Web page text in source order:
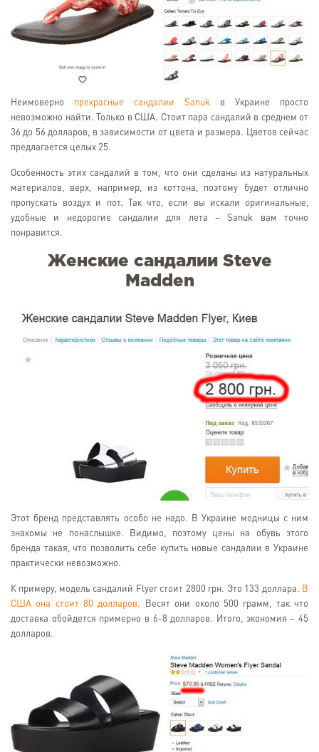
Неимоверно прекрасные сандалии Sanuk в Украине просто
невозможно найти. Только в США. Стоит пара сандалий в среднем от
36 до 56 долларов, в зависимости от цвета и размера. Цветов сейчас
предлагается целых 25.
Особенность этих сандалий в том, что они сделаны из натуральных
материалов, верх, например, из коттона, поэтому будет отлично
пропускать воздух и пот. Так что, если вы искали оригинальные,
удобные и недорогие сандалии для лета – Sanuk вам точно
понравится.
Женские сандалии Steve
Madden
Этот бренд представлять особо не надо. В Украине модницы с ним
знакомы не понаслышке. Видимо, поэтому цены на обувь этого
бренда такая, что позволить себе купить новые сандалии в Украине
практически невозможно.
К примеру, модель сандалий Flyer стоит 2800 грн. Это 133 доллара. В
США она стоит 80 долларов.
Весят они около 500 грамм, так что
доставка обойдется примерно в 6-8 долларов. Итого, экономия – 45
долларов.